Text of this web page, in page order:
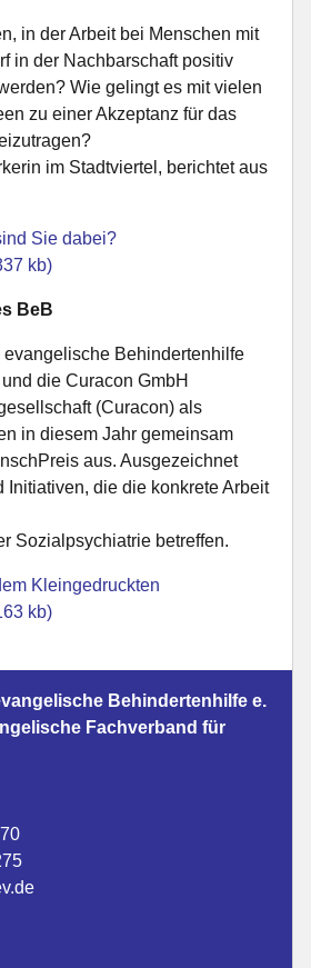
in der Arbeit bei Menschen mit
in der Nachbarschaft positiv
Wie gelingt es mit vielen
zu einer Akzeptanz für das
im Stadtviertel, berichtet aus
Sie dabei?
kb)
BeB
Behindertenhilfe
die Curacon GmbH
(Curacon) als
in diesem Jahr gemeinsam
aus. Ausgezeichnet
Initiativen, die die konkrete Arbeit
Sozialpsychiatrie betreffen.
Kleingedruckten
kb)
Behindertenhilfe e.
Fachverband für